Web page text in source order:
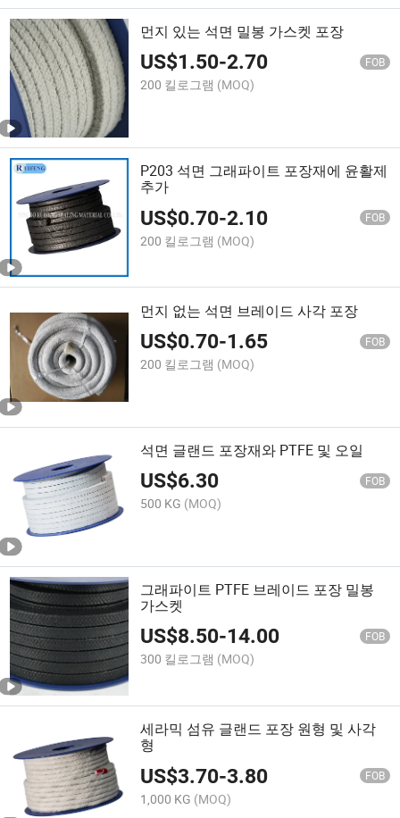
먼지 있는 석면 밀봉 가스켓 포장
US$1.50-2.70 FOB
200 킬로그램 (MOQ)
P203 석면 그래파이트 포장재에 윤활제
추가
US$0.70-2.10 FOB
200 킬로그램 (MOQ)
먼지 없는 석면 브레이드 사각 포장
US$0.70-1.65 FOB
200 킬로그램 (MOQ)
석면 글랜드 포장재와 PTFE 및 오일
US$6.30 FOB
500 KG (MOQ)
그래파이트 PTFE 브레이드 포장 밀봉
가스켓
US$8.50-14.00 FOB
300 킬로그램 (MOQ)
세라믹 섬유 글랜드 포장 원형 및 사각
형
US$3.70-3.80 FOB
1,000 KG (MOQ)